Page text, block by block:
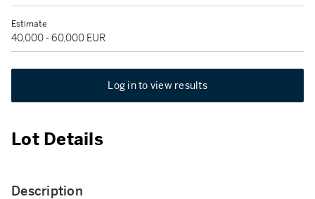
Estimate
40,000 - 60,000 EUR
Log in to view results
Lot Details
Description